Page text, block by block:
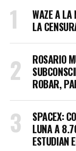
WAZE A LA
LA
ROSARIO
ROBAR,
SPACEX:
LUNA A
ESTUDIAN